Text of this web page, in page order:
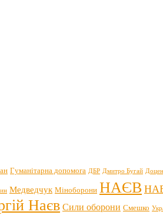
Гуманітарна допомога ДБР Дмитро Бугай
Медведчук Міноборони НАЄВ
Наєв Сили оборони Смешко